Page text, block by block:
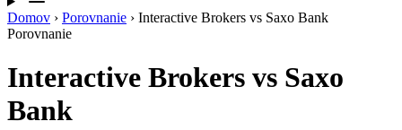
Domov › Porovnanie › Interactive Brokers vs Saxo Bank
Porovnanie
Interactive Brokers vs Saxo
Bank